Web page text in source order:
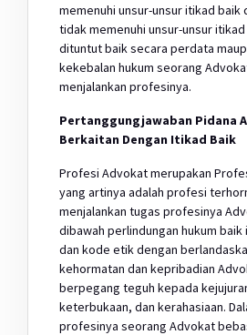
memenuhi unsur-unsur itikad baik
tidak memenuhi unsur-unsur
dituntut baik secara perdata
kekebalan hukum seorang
menjalankan profesinya.
Pertanggungjawaban Pidana
Berkaitan Dengan Itikad Baik
Profesi Advokat merupakan
yang artinya adalah profesi
menjalankan tugas profesinya
dibawah perlindungan hukum baik
dan kode etik dengan
kehormatan dan kepribadian
berpegang teguh kepada
keterbukaan, dan kerahasiaan.
profesinya seorang Advokat